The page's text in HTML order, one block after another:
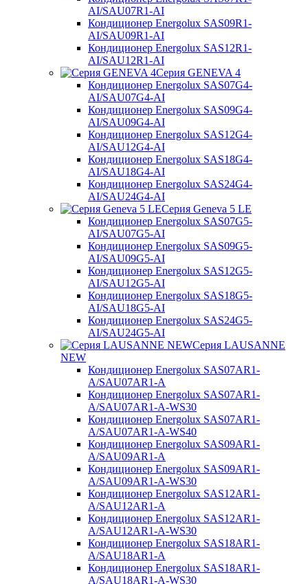
AI/SAU07R1-AI
Кондиционер Energolux SAS09R1-
AI/SAU09R1-AI
Кондиционер Energolux SAS12R1-
AI/SAU12R1-AI
Серия GENEVA 4
Кондиционер Energolux SAS07G4-
AI/SAU07G4-AI
Кондиционер Energolux SAS09G4-
AI/SAU09G4-AI
Кондиционер Energolux SAS12G4-
AI/SAU12G4-AI
Кондиционер Energolux SAS18G4-
AI/SAU18G4-AI
Кондиционер Energolux SAS24G4-
AI/SAU24G4-AI
Серия Geneva 5 LE
Кондиционер Energolux SAS07G5-
AI/SAU07G5-AI
Кондиционер Energolux SAS09G5-
AI/SAU09G5-AI
Кондиционер Energolux SAS12G5-
AI/SAU12G5-AI
Кондиционер Energolux SAS18G5-
AI/SAU18G5-AI
Кондиционер Energolux SAS24G5-
AI/SAU24G5-AI
Серия LAUSANNE
NEW
Кондиционер Energolux SAS07AR1-
A/SAU07AR1-A
Кондиционер Energolux SAS07AR1-
A/SAU07AR1-A-WS30
Кондиционер Energolux SAS07AR1-
A/SAU07AR1-A-WS40
Кондиционер Energolux SAS09AR1-
A/SAU09AR1-A
Кондиционер Energolux SAS09AR1-
A/SAU09AR1-A-WS30
Кондиционер Energolux SAS12AR1-
A/SAU12AR1-A
Кондиционер Energolux SAS12AR1-
A/SAU12AR1-A-WS30
Кондиционер Energolux SAS18AR1-
A/SAU18AR1-A
Кондиционер Energolux SAS18AR1-
A/SAU18AR1-A-WS30